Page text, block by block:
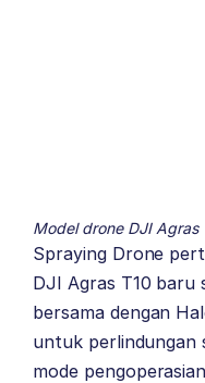
Model drone DJI Agras
Spraying Drone
DJI Agras T10 baru
bersama dengan
untuk perlindungan
mode